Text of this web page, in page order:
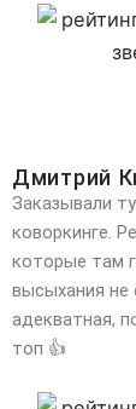
Дмитрий
Заказывали
коворкинге.
которые там
высыхания не
адекватная,
топ 👍